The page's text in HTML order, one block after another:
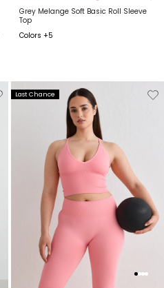
Grey Melange Soft Basic Roll Sleeve
Top
Colors +5
Toevoegen
Last Chance
verlanglijstje